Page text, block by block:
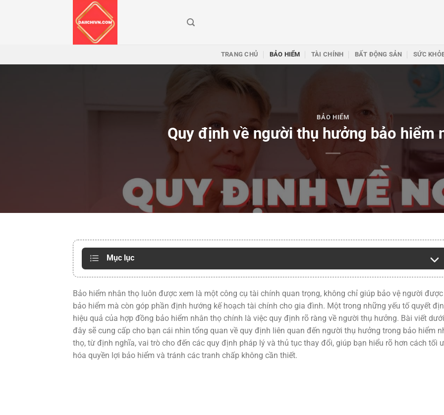
TRANG CHỦ BẢO HIỂM TÀI CHÍNH BẤT ĐỘNG SẢN SỨC
BẢO HIỂM
Quy định về người thụ hưởng bảo hiểm
Mục lục
Bảo hiểm nhân thọ luôn được xem là một công cụ tài chính quan trọng, không chỉ giúp bảo vệ người được
bảo hiểm mà còn góp phần định hướng kế hoạch tài chính cho gia đình. Một trong những yếu tố quyết
hiệu quả của hợp đồng bảo hiểm nhân thọ chính là việc quy định rõ ràng về người thụ hưởng. Bài viết dưới
đây sẽ cung cấp cho bạn cái nhìn tổng quan về quy định liên quan đến người thụ hưởng trong bảo hiểm
thọ, từ định nghĩa, vai trò cho đến các quy định pháp lý và thủ tục thay đổi, giúp bạn hiểu rõ hơn cách tối
hóa quyền lợi bảo hiểm và tránh các tranh chấp không cần thiết.